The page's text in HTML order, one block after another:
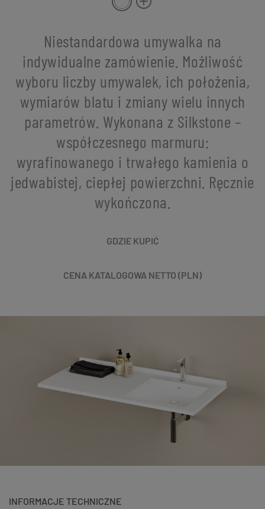
Niestandardowa umywalka na
indywidualne zamówienie. Możliwość
wyboru liczby umywalek, ich położenia,
wymiarów blatu i zmiany wielu innych
parametrów. Wykonana z Silkstone –
współczesnego marmuru:
wyrafinowanego i trwałego kamienia o
jedwabistej, ciepłej powierzchni. Ręcznie
wykończona.
GDZIE KUPIĆ
CENA KATALOGOWA NETTO (PLN)
INFORMACJE TECHNICZNE